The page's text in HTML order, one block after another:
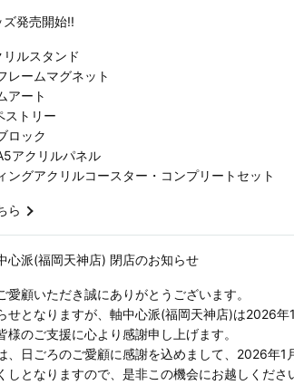
発売開始!!
リルスタンド
レームマグネット
アート
ストリー
ロック
アクリルパネル
ングアクリルコースター・コンプリートセット
ら
心派(福岡天神店) 閉店のお知らせ
愛顧いただき誠にありがとうございます。
せとなりますが、軸中心派(福岡天神店)は2026
様のご支援に心より感謝申し上げます。
、日ごろのご愛顧に感謝を込めまして、2026年
しとなりますので、是非この機会にお越しくだ